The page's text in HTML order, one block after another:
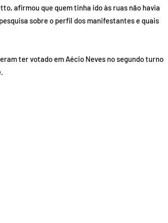
afirmou que quem tinha ido às ruas não havia
sobre o perfil dos manifestantes e quais
ter votado em Aécio Neves no segundo turno